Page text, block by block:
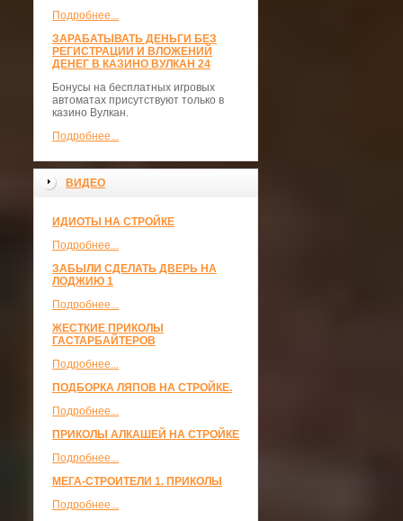
Подробнее...
ЗАРАБАТЫВАТЬ ДЕНЬГИ БЕЗ
РЕГИСТРАЦИИ И ВЛОЖЕНИЙ
ДЕНЕГ В КАЗИНО ВУЛКАН 24
Бонусы на бесплатных игровых
автоматах присутствуют только в
казино Вулкан.
Подробнее...
ВИДЕО
ИДИОТЫ НА СТРОЙКЕ
Подробнее...
ЗАБЫЛИ СДЕЛАТЬ ДВЕРЬ НА
ЛОДЖИЮ 1
Подробнее...
ЖЕСТКИЕ ПРИКОЛЫ
ГАСТАРБАЙТЕРОВ
Подробнее...
ПОДБОРКА ЛЯПОВ НА СТРОЙКЕ.
Подробнее...
ПРИКОЛЫ АЛКАШЕЙ НА СТРОЙКЕ
Подробнее...
МЕГА-СТРОИТЕЛИ 1. ПРИКОЛЫ
Подробнее...